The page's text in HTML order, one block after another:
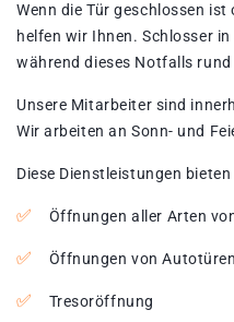
Wenn die Tür geschlossen
helfen wir Ihnen. Schlosser
während dieses Notfalls rund
Unsere Mitarbeiter sind
Wir arbeiten an Sonn- und
Diese Dienstleistungen
Öffnungen aller Arten
Öffnungen von Autotüren
Tresoröffnung